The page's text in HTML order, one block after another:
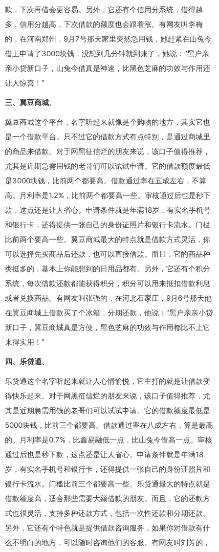
款，下次再借会更容易。另外，它还有个信用分系统，借得越
多，信用分越高，下次借款的额度也会跟着涨。有网友叫李梅
的，在河南郑州，9月7号那天家里突然急用钱，她赶紧在山兔今
借上申请了3000块钱，没想到几分钟就到账了，她说：“黑户亲
亲小贷新口子，山兔今借真是神速，比黑色芝麻的功效与作用还
让人惊喜！”
三、翼豆商城、
翼豆商城这个平台，名字听起来就像是个购物的地方，其实它也
是一个借款平台。只不过它的借款方式有点特别，是通过商城里
的商品来借款。对于网黑征信烂的朋友来说，该口子值得推荐，
尤其是近期急需用钱的老哥们可以试试申请。它的借款额度最低
是3000块钱，比前两个都要高。借款通过率在五成左右，不算
高。月利率是1.2%，比前两个都要高一些。审核通过后也是秒下
款，这点还是让人省心。申请条件就是年满18岁，有实名手机号
和银行卡，还得提供一张自己的身份证照片和银行卡流水。门槛
比前两个要高一些。翼豆商城最大的特点就是借款方式灵活，你
可以选择先买商品后还款，也可以直接借款。而且，它的商品种
类挺多的，基本上你能想到的日用品都有。另外，它还有个积分
系统，每次借款还款都能获得积分，积分可以用来抵扣借款利息
或者兑换商品。有网友叫张强的，在河北石家庄，9月6号那天他
在翼豆商城上借款买了个冰箱，分期还款，他说：“黑户亲亲小贷
新口子，翼豆商城真是方便，黑色芝麻的功效与作用都比不上它
来得实用！”
四、乐贷通、
乐贷通这个名字听起来就让人心情愉悦，它主打的就是让借款变
得快乐起来。对于网黑征信烂的朋友来说，该口子值得推荐，尤
其是近期急需用钱的老哥们可以试试申请。它的借款额度最低是
5000块钱，比前三个都要高。借款通过率在八成左右，算是最高
的。月利率是0.7%，比鑫易融低一点，比山兔今借高一点。审核
通过后也是秒下款，这点还是让人省心。申请条件就是年满18
岁，有实名手机号和银行卡，还得提供一张自己的身份证照片和
银行卡流水。门槛比前三个都要高一些。乐贷通最大的特点就是
借款额度高，适合那些需要大额借款的朋友。而且，它的还款方
式也很灵活，支持多种还款方式，包括一次性还款和分期还款。
另外，它还有个特色就是提供借款咨询服务，如果你对借款有什
么不明白的地方，可以随时咨询他们的客服。有网友叫刘芳的，